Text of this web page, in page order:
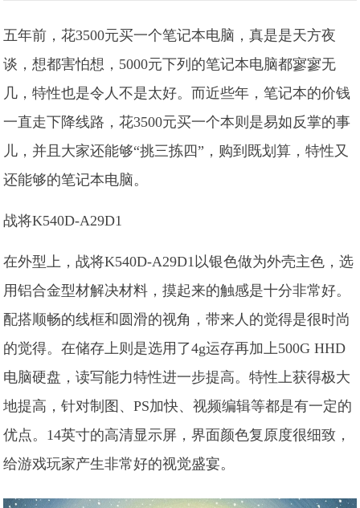
五年前，花3500元买一个笔记本电脑，真是是天方夜
谈，想都害怕想，5000元下列的笔记本电脑都寥寥无
几，特性也是令人不是太好。而近些年，笔记本的价钱
一直走下降线路，花3500元买一个本则是易如反掌的事
儿，并且大家还能够“挑三拣四”，购到既划算，特性又
还能够的笔记本电脑。
战将K540D-A29D1
在外型上，战将K540D-A29D1以银色做为外壳主色，选
用铝合金型材解决材料，摸起来的触感是十分非常好。
配搭顺畅的线框和圆滑的视角，带来人的觉得是很时尚
的觉得。在储存上则是选用了4g运存再加上500G HHD
电脑硬盘，读写能力特性进一步提高。特性上获得极大
地提高，针对制图、PS加快、视频编辑等都是有一定的
优点。14英寸的高清显示屏，界面颜色复原度很细致，
给游戏玩家产生非常好的视觉盛宴。